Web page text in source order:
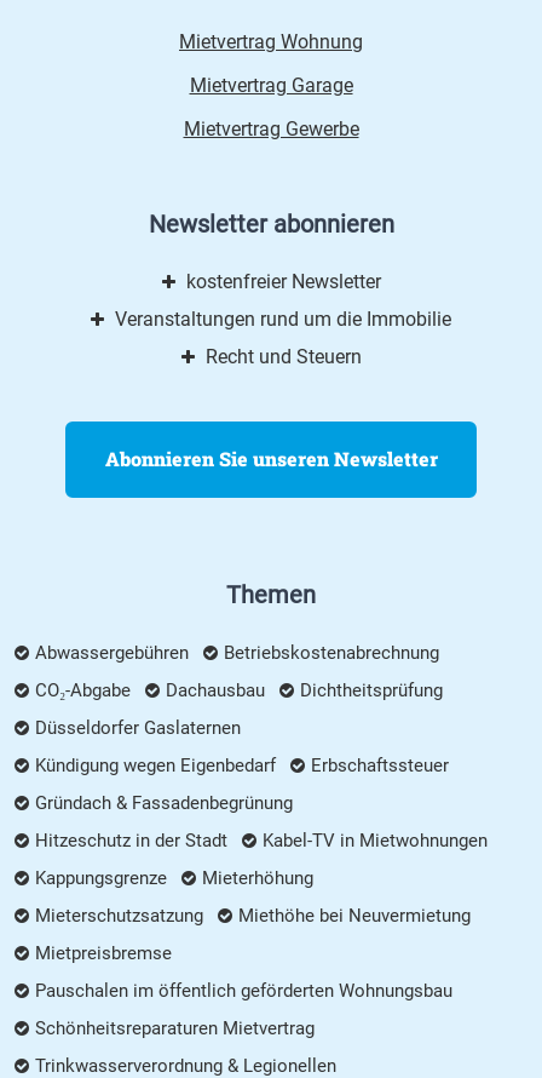
Mietvertrag Wohnung
Mietvertrag Garage
Mietvertrag Gewerbe
Newsletter abonnieren
kostenfreier Newsletter
Veranstaltungen rund um die Immobilie
Recht und Steuern
Abonnieren Sie unseren Newsletter
Themen
Abwassergebühren
Betriebskostenabrechnung
CO₂-Abgabe
Dachausbau
Dichtheitsprüfung
Düsseldorfer Gaslaternen
Kündigung wegen Eigenbedarf
Erbschaftssteuer
Gründach & Fassadenbegrünung
Hitzeschutz in der Stadt
Kabel-TV in Mietwohnungen
Kappungsgrenze
Mieterhöhung
Mieterschutzsatzung
Miethöhe bei Neuvermietung
Mietpreisbremse
Pauschalen im öffentlich geförderten Wohnungsbau
Schönheitsreparaturen Mietvertrag
Trinkwasserverordnung & Legionellen